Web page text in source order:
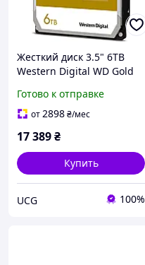
Жесткий диск 3.5" 6TB
Western Digital WD Gold
7200rpm) (код 150779)
Готово к отправке
от2898₴/мес
17 389₴
Купить
UCG 100%